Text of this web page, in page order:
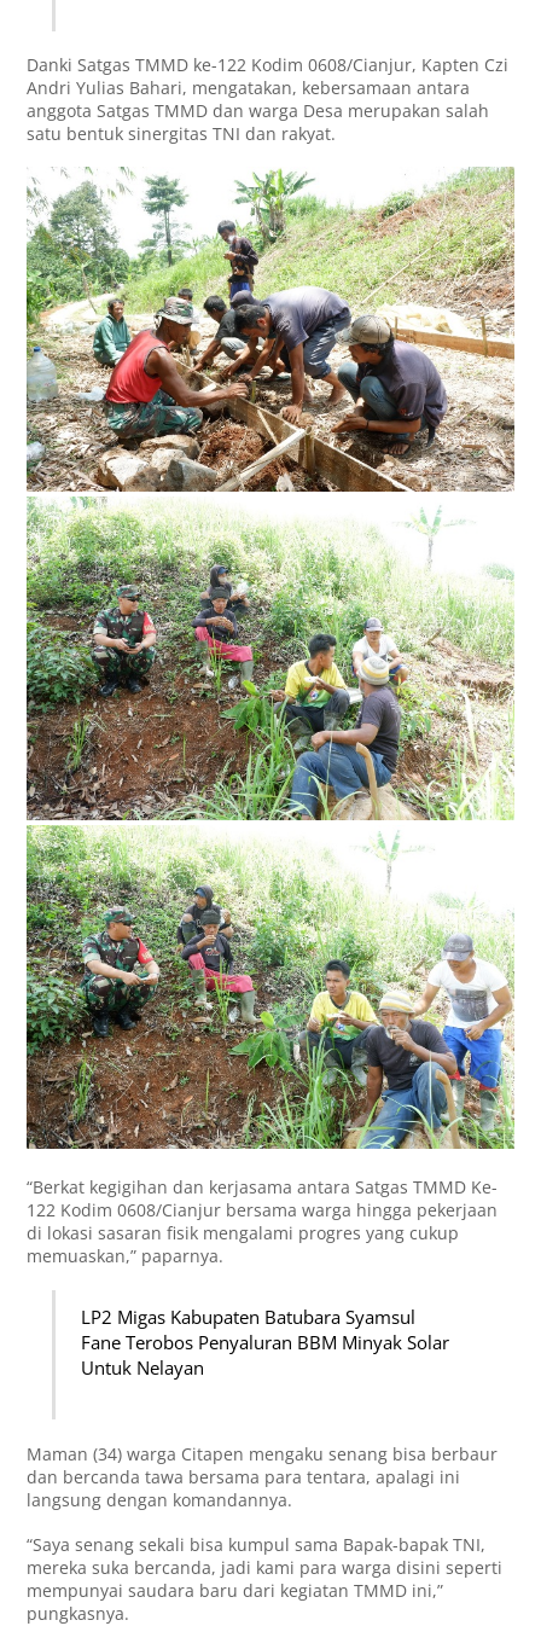
Danki Satgas TMMD ke-122 Kodim 0608/Cianjur, Kapten Czi
Andri Yulias Bahari, mengatakan, kebersamaan antara
anggota Satgas TMMD dan warga Desa merupakan salah
satu bentuk sinergitas TNI dan rakyat.
“Berkat kegigihan dan kerjasama antara Satgas TMMD Ke-
122 Kodim 0608/Cianjur bersama warga hingga pekerjaan
di lokasi sasaran fisik mengalami progres yang cukup
memuaskan,” paparnya.
LP2 Migas Kabupaten Batubara Syamsul
Fane Terobos Penyaluran BBM Minyak Solar
Untuk Nelayan
Maman (34) warga Citapen mengaku senang bisa berbaur
dan bercanda tawa bersama para tentara, apalagi ini
langsung dengan komandannya.
“Saya senang sekali bisa kumpul sama Bapak-bapak TNI,
mereka suka bercanda, jadi kami para warga disini seperti
mempunyai saudara baru dari kegiatan TMMD ini,”
pungkasnya.